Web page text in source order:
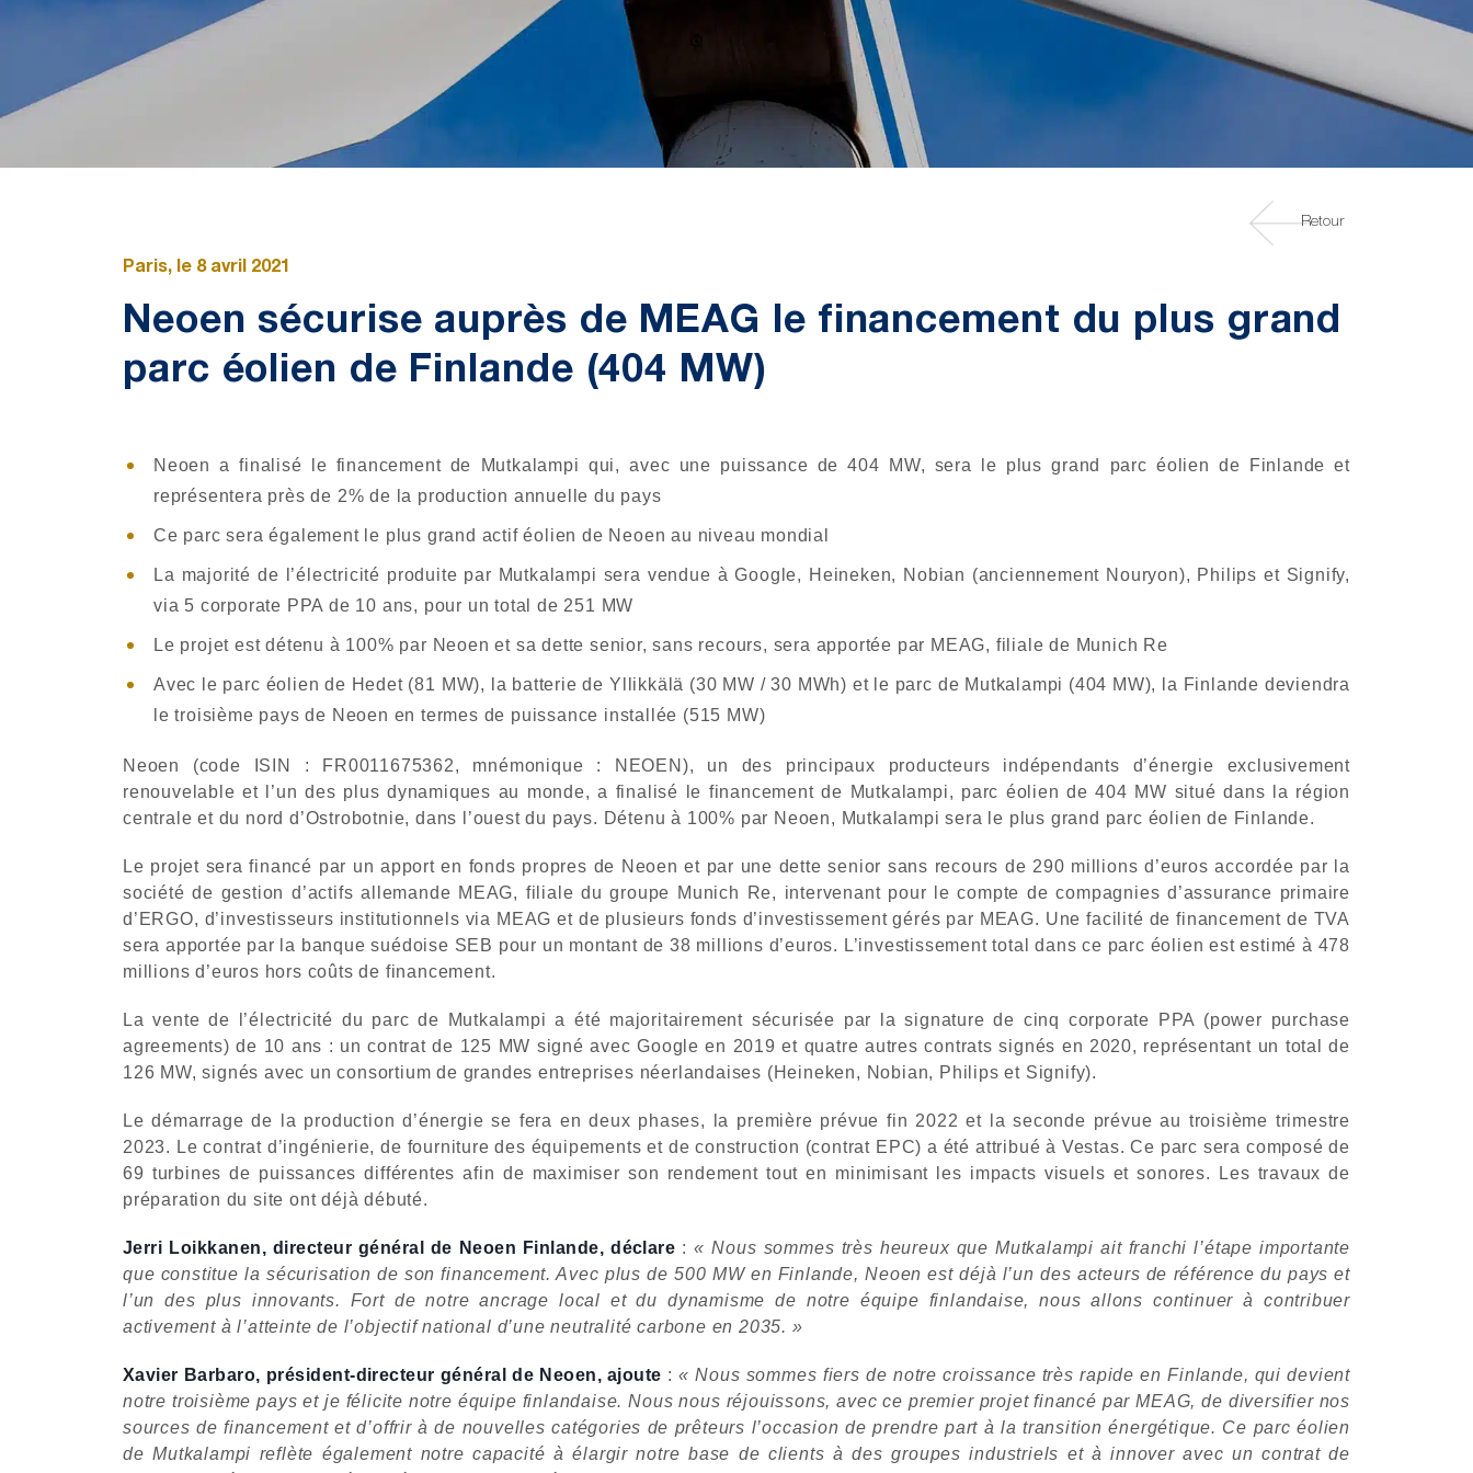
Retour
Paris, le 8 avril 2021
Neoen sécurise auprès de MEAG le financement du plus grand
parc éolien de Finlande (404 MW)
Neoen a finalisé le financement de Mutkalampi qui, avec une puissance de 404 MW, sera le plus grand parc éolien de Finlande et
représentera près de 2% de la production annuelle du pays
Ce parc sera également le plus grand actif éolien de Neoen au niveau mondial
La majorité de l’électricité produite par Mutkalampi sera vendue à Google, Heineken, Nobian (anciennement Nouryon), Philips et Signify,
via 5 corporate PPA de 10 ans, pour un total de 251 MW
Le projet est détenu à 100% par Neoen et sa dette senior, sans recours, sera apportée par MEAG, filiale de Munich Re
Avec le parc éolien de Hedet (81 MW), la batterie de Yllikkälä (30 MW / 30 MWh) et le parc de Mutkalampi (404 MW), la Finlande deviendra
le troisième pays de Neoen en termes de puissance installée (515 MW)
Neoen (code ISIN : FR0011675362, mnémonique : NEOEN), un des principaux producteurs indépendants d’énergie exclusivement
renouvelable et l’un des plus dynamiques au monde, a finalisé le financement de Mutkalampi, parc éolien de 404 MW situé dans la région
centrale et du nord d’Ostrobotnie, dans l’ouest du pays. Détenu à 100% par Neoen, Mutkalampi sera le plus grand parc éolien de Finlande.
Le projet sera financé par un apport en fonds propres de Neoen et par une dette senior sans recours de 290 millions d’euros accordée par la
société de gestion d’actifs allemande MEAG, filiale du groupe Munich Re, intervenant pour le compte de compagnies d’assurance primaire
d’ERGO, d’investisseurs institutionnels via MEAG et de plusieurs fonds d’investissement gérés par MEAG. Une facilité de financement de TVA
sera apportée par la banque suédoise SEB pour un montant de 38 millions d’euros. L’investissement total dans ce parc éolien est estimé à 478
millions d’euros hors coûts de financement.
La vente de l’électricité du parc de Mutkalampi a été majoritairement sécurisée par la signature de cinq corporate PPA (power purchase
agreements) de 10 ans : un contrat de 125 MW signé avec Google en 2019 et quatre autres contrats signés en 2020, représentant un total de
126 MW, signés avec un consortium de grandes entreprises néerlandaises (Heineken, Nobian, Philips et Signify).
Le démarrage de la production d’énergie se fera en deux phases, la première prévue fin 2022 et la seconde prévue au troisième trimestre
2023. Le contrat d’ingénierie, de fourniture des équipements et de construction (contrat EPC) a été attribué à Vestas. Ce parc sera composé de
69 turbines de puissances différentes afin de maximiser son rendement tout en minimisant les impacts visuels et sonores. Les travaux de
préparation du site ont déjà débuté.
Jerri Loikkanen, directeur général de Neoen Finlande, déclare :« Nous sommes très heureux que Mutkalampi ait franchi l’étape importante
que constitue la sécurisation de son financement. Avec plus de 500 MW en Finlande, Neoen est déjà l’un des acteurs de référence du pays et
l’un des plus innovants. Fort de notre ancrage local et du dynamisme de notre équipe finlandaise, nous allons continuer à contribuer
activement à l’atteinte de l’objectif national d’une neutralité carbone en 2035. »
Xavier Barbaro, président-directeur général de Neoen, ajoute :« Nous sommes fiers de notre croissance très rapide en Finlande, qui devient
notre troisième pays et je félicite notre équipe finlandaise. Nous nous réjouissons, avec ce premier projet financé par MEAG, de diversifier nos
sources de financement et d’offrir à de nouvelles catégories de prêteurs l’occasion de prendre part à la transition énergétique. Ce parc éolien
de Mutkalampi reflète également notre capacité à élargir notre base de clients à des groupes industriels et à innover avec un contrat de